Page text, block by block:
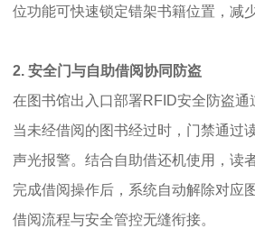
位功能可快速锁定错架书籍位置，减
2. 安全门与自助借阅协同防盗
在图书馆出入口部署RFID安全防盗通
当未经借阅的图书经过时，门禁通过
声光报警。结合自助借还机使用，读
完成借阅操作后，系统自动解除对应
借阅流程与安全管控无缝衔接。